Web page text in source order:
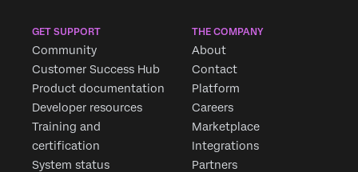
GET SUPPORT
Community
Customer Success Hub
Product documentation
Developer resources
Training and
certification
System status
THE COMPANY
About
Contact
Platform
Careers
Marketplace
Integrations
Partners